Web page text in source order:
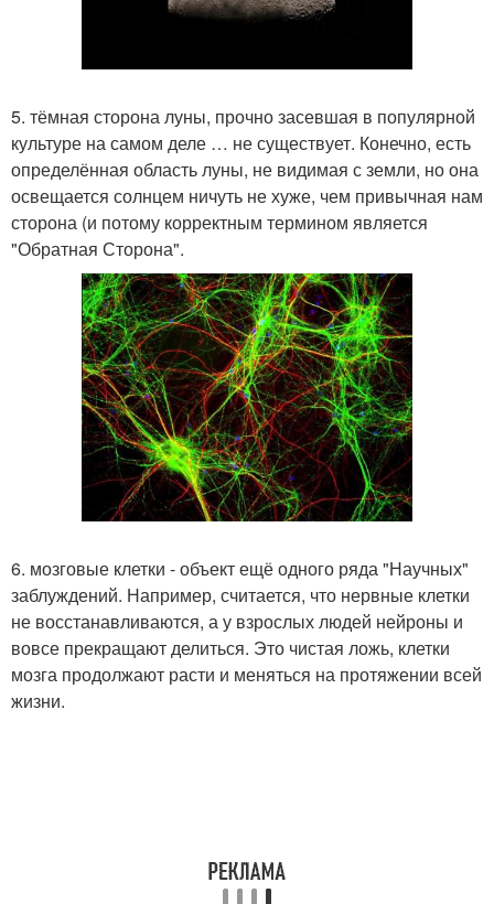
5. тёмная сторона луны, прочно засевшая в популярной
культуре на самом деле … не существует. Конечно, есть
определённая область луны, не видимая с земли, но она
освещается солнцем ничуть не хуже, чем привычная нам
сторона (и потому корректным термином является
"Обратная Сторона".
6. мозговые клетки - объект ещё одного ряда "Научных"
заблуждений. Например, считается, что нервные клетки
не восстанавливаются, а у взрослых людей нейроны и
вовсе прекращают делиться. Это чистая ложь, клетки
мозга продолжают расти и меняться на протяжении всей
жизни.